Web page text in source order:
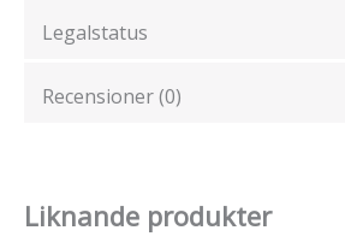
Legalstatus
Recensioner (0)
Liknande produkter